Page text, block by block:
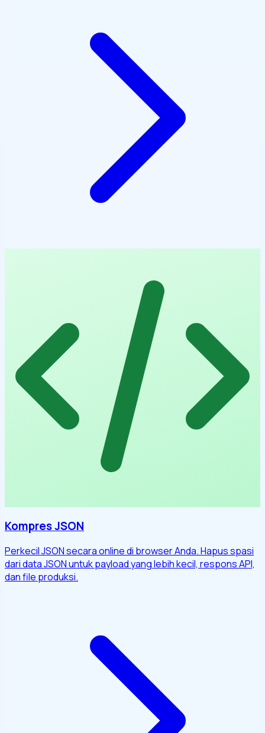
Kompres JSON
Perkecil JSON secara online di browser Anda. Hapus spasi
dari data JSON untuk payload yang lebih kecil, respons API,
dan file produksi.